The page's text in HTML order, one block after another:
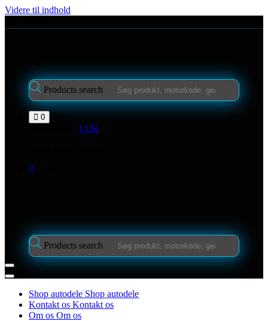
Videre til indhold
Products search
0
LUK
Products search
Shop autodele Shop autodele
Kontakt os Kontakt os
Om os Om os